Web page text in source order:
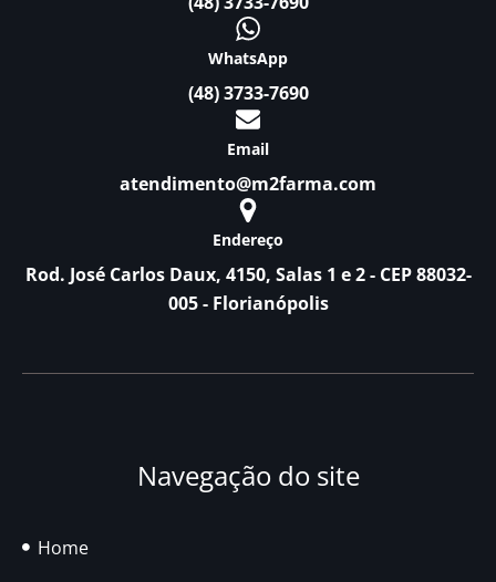
WhatsApp
(48) 3733-7690
Email
atendimento@m2farma.com
Endereço
Rod. José Carlos Daux, 4150, Salas 1 e 2 - CEP 88032-
005 - Florianópolis
Navegação do site
Home